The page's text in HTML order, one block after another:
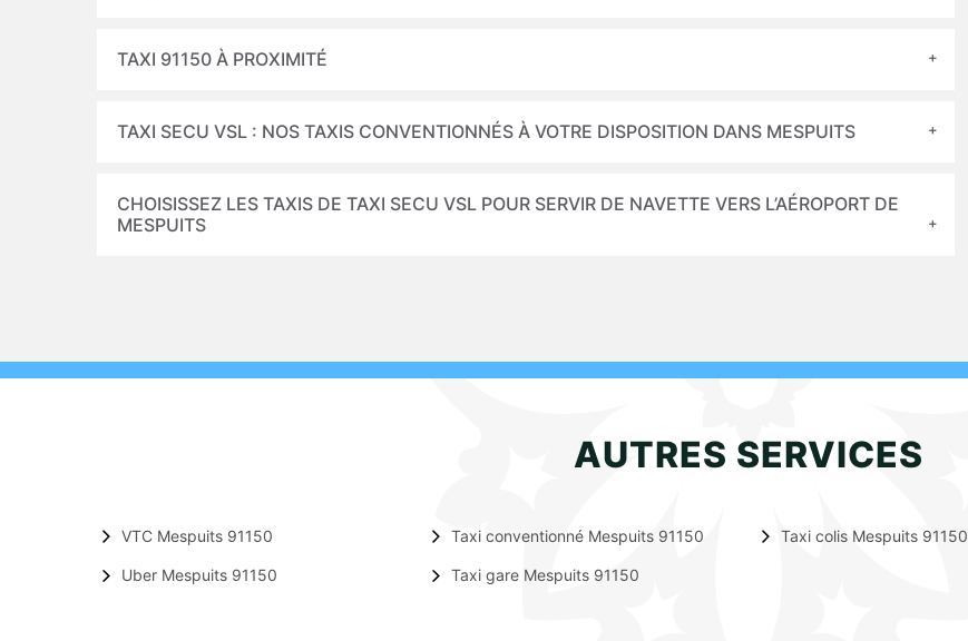
TAXI 91150 À PROXIMITÉ
TAXI SECU VSL : NOS TAXIS CONVENTIONNÉS À VOTRE DISPOSITION DANS MESPUITS
CHOISISSEZ LES TAXIS DE TAXI SECU VSL POUR SERVIR DE NAVETTE VERS L’AÉROPORT DE
MESPUITS
AUTRES SERVICES
VTC Mespuits 91150
Uber Mespuits 91150
Taxi conventionné Mespuits 91150
Taxi gare Mespuits 91150
Taxi colis Mespuits 91150